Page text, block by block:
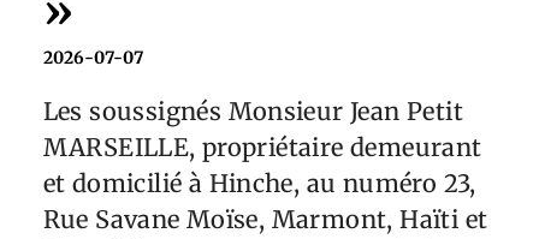
»
2026-07-07
Les soussignés Monsieur Jean Petit
MARSEILLE, propriétaire demeurant
et domicilié à Hinche, au numéro 23,
Rue Savane Moïse, Marmont, Haïti et